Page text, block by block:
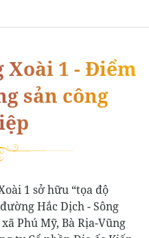
Xoài 1 - Điểm
sản công
1 sở hữu “tọa độ
Hắc Dịch - Sông
Phú Mỹ, Bà Rịa-Vũng